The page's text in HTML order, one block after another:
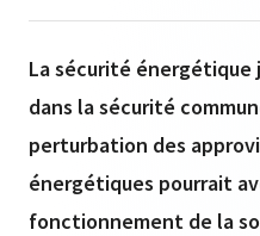
La sécurité
dans la sécurité
perturbation des
énergétiques pourrait
fonctionnement de la